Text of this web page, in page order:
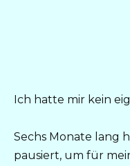
Ich hatte mir kein
Sechs Monate lang
pausiert, um für